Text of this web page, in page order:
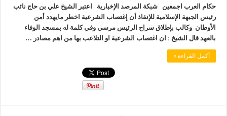
حكام العرب اجمعين شبكة المرصد الإخبارية اعتبر الشيخ علي بن حاج نائب
رئيس الجبهة الإسلامية للإنقاذ أن إغتصاب الشرعية اخطر مايهدد أمن
الأوطان وكالب بإطلاق سراح الرئيس مرسي وفي كلمة له بمسجد الوفاء
بالعهد قال الشيخ : ان اغتصاب الشرعية او التلاعب بها من اهم مصادر …
أكمل القراءة »